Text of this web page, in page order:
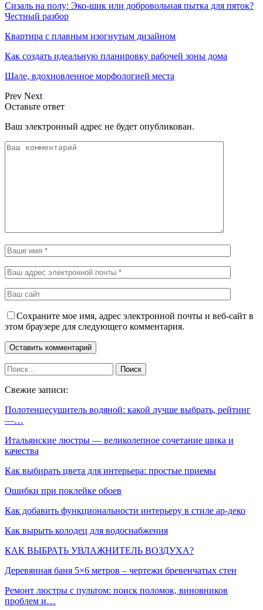
Сизаль на полу: Эко-шик или добровольная пытка для пяток?
Честный разбор
Квартира с плавным изогнутым дизайном
Как создать идеальную планировку рабочей зоны дома
Шале, вдохновленное морфологией места
Prev Next
Оставьте ответ
Ваш электронный адрес не будет опубликован.
Сохраните мое имя, адрес электронной почты и веб-сайт в
этом браузере для следующего комментария.
Свежие записи:
Полотенцесушитель водяной: какой лучше выбрать, рейтинг
—…
Итальянские люстры — великолепное сочетание шика и
качества
Как выбирать цвета для интерьера: простые приемы
Ошибки при поклейке обоев
Как добавить функциональности интерьеру в стиле ар-деко
Как вырыть колодец для водоснабжения
КАК ВЫБРАТЬ УВЛАЖНИТЕЛЬ ВОЗДУХА?
Деревянная баня 5×6 метров – чертежи бревенчатых стен
Ремонт люстры с пультом: поиск поломок, виновников
проблем и…